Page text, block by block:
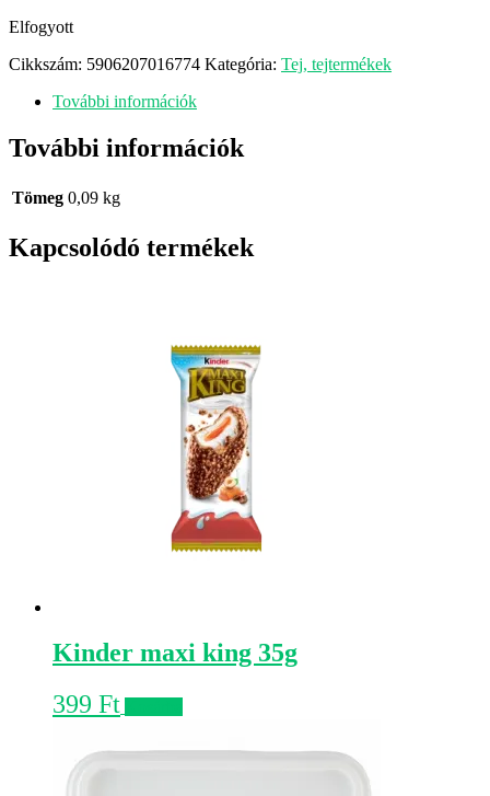
Elfogyott
Cikkszám: 5906207016774 Kategória: Tej, tejtermékek
További információk
További információk
Tömeg 0,09 kg
Kapcsolódó termékek
Kinder maxi king 35g
399 Ft